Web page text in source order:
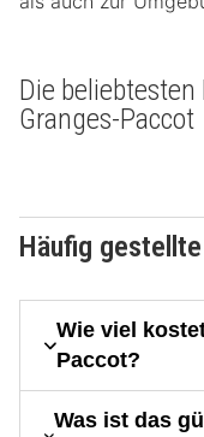
Die
Granges-Paccot
Häufig
Wie viel
Paccot?
Was ist das